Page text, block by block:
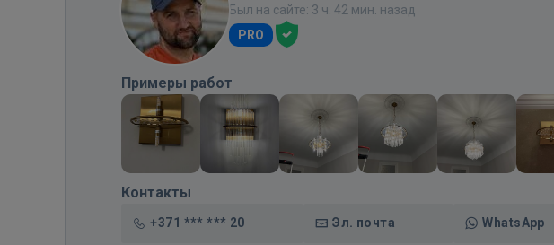
Был на сайте: 3 ч. 42 мин. назад
PRO
Примеры работ
Контакты
+371 *** *** 20 Эл. почта WhatsApp